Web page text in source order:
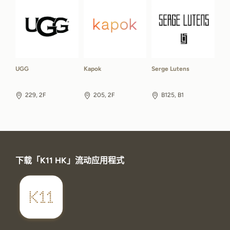
UGG
229, 2F
Kapok
205, 2F
Serge Lutens
B125, B1
下载「K11 HK」流动应用程式